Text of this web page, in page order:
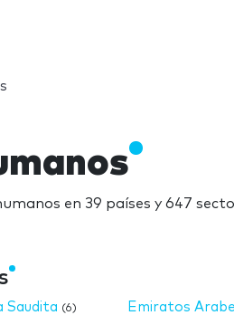
en 39 países y 647
Saudita (6)
Emiratos